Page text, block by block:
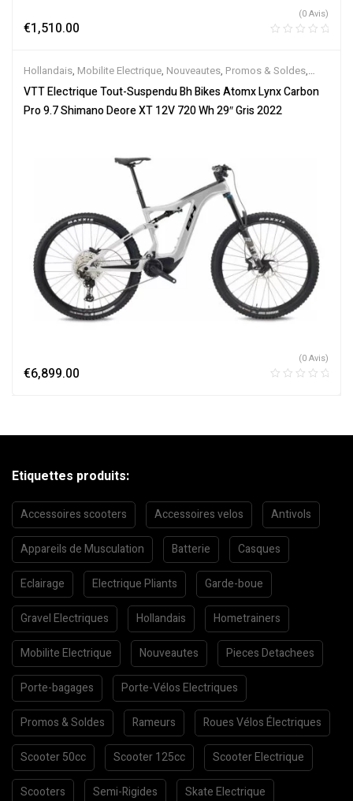
€1,510.00
(0 Avis)
Hollandais, Mobilite Electrique, Nouveautes, Promos & Soldes,
Tout-Suspendus,Vélo électrique ville,Velos Electriques,VTT
Électriques
VTT Electrique Tout-Suspendu Bh Bikes Atomx Lynx Carbon
Pro 9.7 Shimano Deore XT 12V 720 Wh 29″ Gris 2022
€6,899.00
(0 Avis)
Etiquettes produits:
Accessoires scooters Accessoires velos Antivols
Appareils de Musculation Batterie Casques
Eclairage Electrique Pliants Garde-boue
Gravel Electriques Hollandais Hometrainers
Mobilite Electrique Nouveautes Pieces Detachees
Porte-bagages Porte-Vélos Electriques
Promos & Soldes Rameurs Roues Vélos Électriques
Scooter 50cc Scooter 125cc Scooter Electrique
Scooters Semi-Rigides Skate Electrique